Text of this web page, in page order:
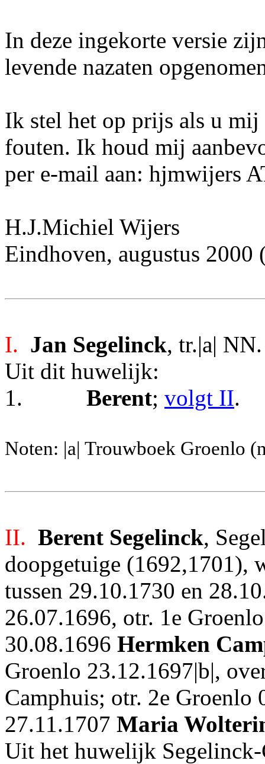
In deze ingekorte versie
levende nazaten
Ik stel het op prijs als u mij
fouten. Ik houd mij
per e-mail aan: hjmwijers
H.J.Michiel Wijers
Eindhoven, augustus 2000
I. Jan Segelinck, tr.|a| NN.
Uit dit huwelijk:
1.
Berent; volgt II.
Noten: |a| Trouwboek Groenlo
II. Berent Segelinck,
doopgetuige (1692,1701),
tussen 29.10.1730 en
26.07.1696, otr. 1e
30.08.1696 Hermken
Groenlo 23.12.1697|b|,
Camphuis; otr. 2e Groenlo
27.11.1707 Maria
Uit het huwelijk